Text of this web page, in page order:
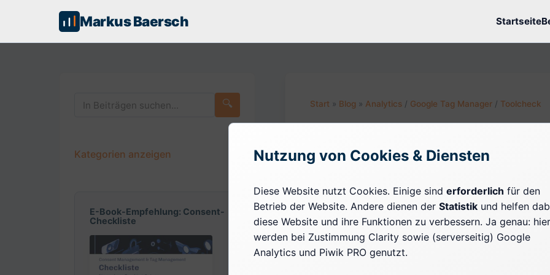
Markus Baersch Startseite
🔍
Kategorien anzeigen
E-Book-Empfehlung: Consent-
Checkliste
Start » Blog » Analytics / Google Tag Manager / Toolcheck
Serverseitiges Tagging
Hinweis: Dieser Beitrag stammt aus dem
zeigen noch Universal Analytics und das
GA4, wie in den Abbildungen zu erkennen ist.
Nutzung von Cookies & Diensten
Diese Website nutzt Cookies. Einige sind erforderlich für den
Betrieb der Website. Andere dienen der Statistik und helfen
diese Website und ihre Funktionen zu verbessern. Ja genau: hier
werden bei Zustimmung Clarity sowie (serverseitig) Google
Analytics und Piwik PRO genutzt.